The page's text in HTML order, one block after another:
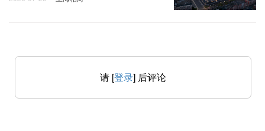
请 [登录] 后评论